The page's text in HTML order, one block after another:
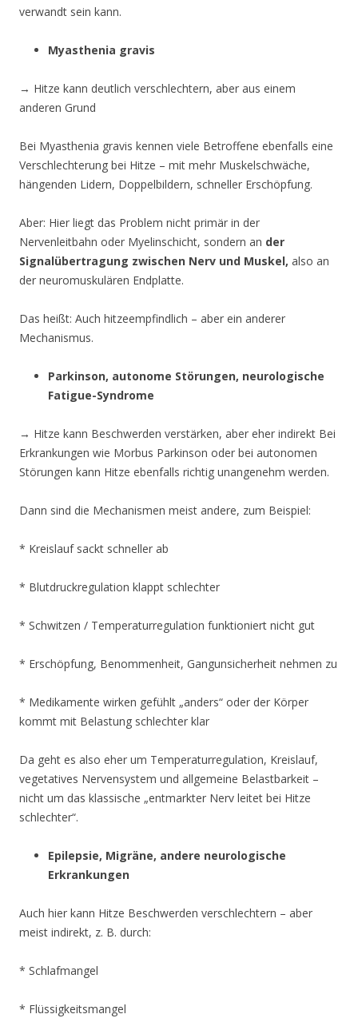
verwandt sein kann.
Myasthenia gravis
→ Hitze kann deutlich verschlechtern, aber aus einem
anderen Grund
Bei Myasthenia gravis kennen viele Betroffene ebenfalls eine
Verschlechterung bei Hitze – mit mehr Muskelschwäche,
hängenden Lidern, Doppelbildern, schneller Erschöpfung.
Aber: Hier liegt das Problem nicht primär in der
Nervenleitbahn oder Myelinschicht, sondern an der
Signalübertragung zwischen Nerv und Muskel, also an
der neuromuskulären Endplatte.
Das heißt: Auch hitzeempfindlich – aber ein anderer
Mechanismus.
Parkinson, autonome Störungen, neurologische
Fatigue-Syndrome
→ Hitze kann Beschwerden verstärken, aber eher indirekt Bei
Erkrankungen wie Morbus Parkinson oder bei autonomen
Störungen kann Hitze ebenfalls richtig unangenehm werden.
Dann sind die Mechanismen meist andere, zum Beispiel:
* Kreislauf sackt schneller ab
* Blutdruckregulation klappt schlechter
* Schwitzen / Temperaturregulation funktioniert nicht gut
* Erschöpfung, Benommenheit, Gangunsicherheit nehmen zu
* Medikamente wirken gefühlt „anders“ oder der Körper
kommt mit Belastung schlechter klar
Da geht es also eher um Temperaturregulation, Kreislauf,
vegetatives Nervensystem und allgemeine Belastbarkeit –
nicht um das klassische „entmarkter Nerv leitet bei Hitze
schlechter“.
Epilepsie, Migräne, andere neurologische
Erkrankungen
Auch hier kann Hitze Beschwerden verschlechtern – aber
meist indirekt, z. B. durch:
* Schlafmangel
* Flüssigkeitsmangel